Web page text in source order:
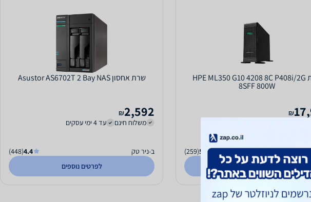
שרת HPE ML350 G10 4208 8C P408i/2G
8SFF 800W
₪
5.0
(259)
לפרטים נוספים
שרת אחסון Asustor AS6702T 2 Bay NAS
2,592
₪
משלוח חינם
עד 4 ימי עסקים
ב-ניר טק 4.4
(448)
לפרטים נוספים